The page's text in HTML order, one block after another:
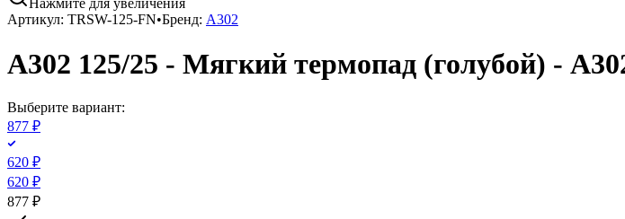
Нажмите для увеличения
Артикул: TRSW-125-FN•Бренд: A302
A302 125/25 - Мягкий термопад (голубой) -
Выберите вариант:
877 ₽
620 ₽
620 ₽
877 ₽